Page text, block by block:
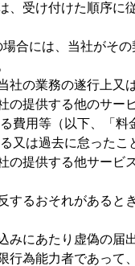
受け付けた順序に
合には、当社がその
社の業務の遂行上又
の提供する他のサー
費用等（以下、「料
又は過去に怠ったこ
の提供する他サービ
するおそれがあると
みにあたり虚偽の届
行為能力者であって